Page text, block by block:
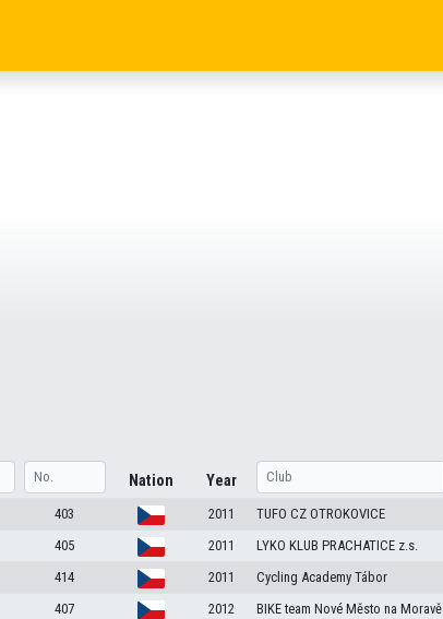
Nation Year
403 2011 TUFO CZ OTROKOVICE
405 2011 LYKO KLUB PRACHATICE z.s.
414 2011 Cycling Academy Tábor
407 2012 BIKE team Nové Město na Moravě